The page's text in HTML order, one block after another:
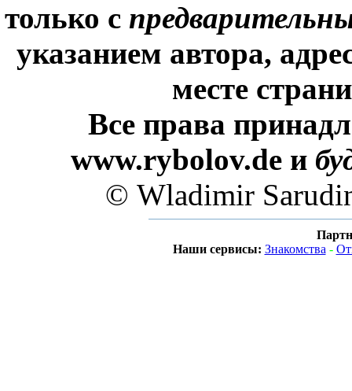
только с
указанием автора,
месте
Все права
www.rybolov.de и
© Wladimir
Наши сервисы: Знакомства -